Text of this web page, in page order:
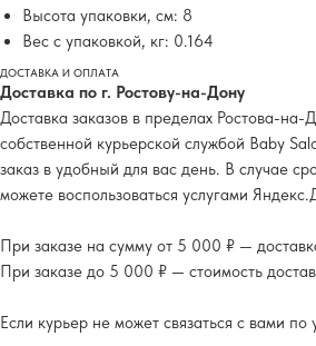
Высота упаковки, см: 8
Вес с упаковкой, кг: 0.164
ДОСТАВКА И ОПЛАТА
Доставка по г. Ростову-на-Дону
Доставка заказов в пределах Ростова-на-
собственной курьерской службой Baby
заказ в удобный для вас день. В случае
можете воспользоваться услугами
При заказе на сумму от 5 000 ₽ —
При заказе до 5 000 ₽ — стоимость
Если курьер не может связаться с вами по